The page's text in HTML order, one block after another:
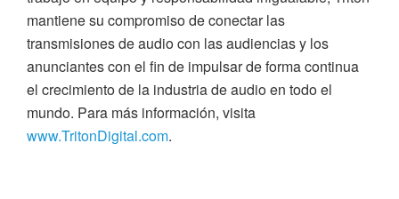
mantiene su compromiso de conectar las
transmisiones de audio con las audiencias y los
anunciantes con el fin de impulsar de forma continua
el crecimiento de la industria de audio en todo el
mundo. Para más información, visita
www.TritonDigital.com.